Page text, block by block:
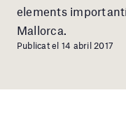
elements
Mallorca.
Publicat el 14 abril 2017